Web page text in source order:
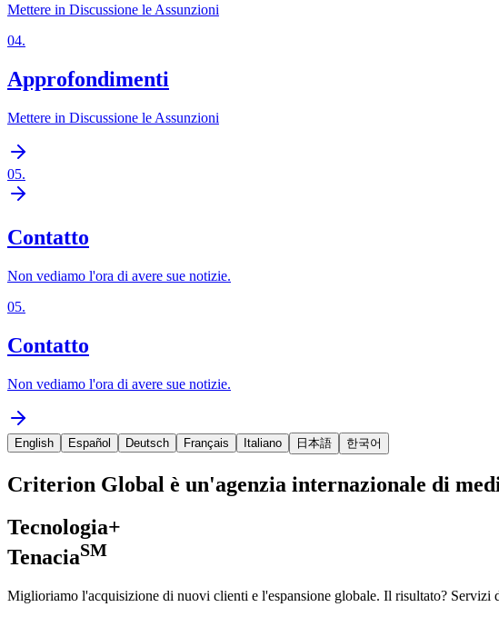
Mettere in Discussione le Assunzioni
04.
Approfondimenti
Mettere in Discussione le Assunzioni
05.
Contatto
Non vediamo l'ora di avere sue notizie.
05.
Contatto
Non vediamo l'ora di avere sue notizie.
English Español Deutsch Français Italiano 日本語 한국어
Criterion Global è un'agenzia internazionale di
Tecnologia+
TenaciaSM
Miglioriamo l'acquisizione di nuovi clienti e l'espansione globale. Il risultato? Servizi